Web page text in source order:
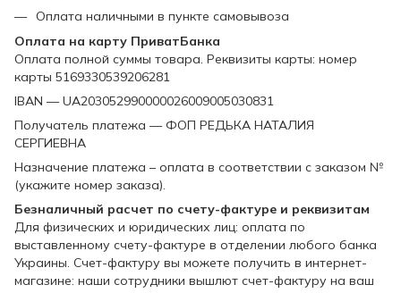
Оплата наличными в пункте самовывоза
Оплата на карту ПриватБанка
Оплата полной суммы товара. Реквизиты карты: номер
карты 5169330539206281
IBAN — UA203052990000026009005030831
Получатель платежа — ФОП РЕДЬКА НАТАЛИЯ
СЕРГИЕВНА
Назначение платежа – оплата в соответствии с заказом №
(укажите номер заказа).
Безналичный расчет по счету-фактуре и реквизитам
Для физических и юридических лиц: оплата по
выставленному счету-фактуре в отделении любого банка
Украины. Счет-фактуру вы можете получить в интернет-
магазине: наши сотрудники вышлют счет-фактуру на ваш